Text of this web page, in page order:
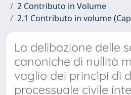
2 Contributo in Volume
2.1 Contributo in volume
La delibazione delle
canoniche di nullità
vaglio dei princìpi di
processuale civile